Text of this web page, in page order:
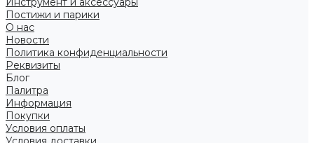
Постижи и парики
О нас
Новости
Политика конфиденциальности
Реквизиты
Блог
Палитра
Информация
Покупки
Условия оплаты